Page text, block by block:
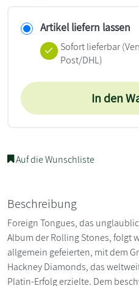
Artikel liefern lassen
Sofort lieferbar
Post/DHL)
In den
Auf die Wunschliste
Beschreibung
Foreign Tongues, das
Album der Rolling Stones, folgt
allgemein gefeierten, mit dem
Hackney Diamonds, das
Platin-Erfolg erzielte. Dem